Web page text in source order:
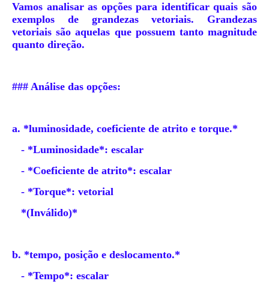
Vamos analisar as opções para identificar quais são
exemplos de grandezas vetoriais. Grandezas
vetoriais são aquelas que possuem tanto magnitude
quanto direção.
### Análise das opções:
a. *luminosidade, coeficiente de atrito e torque.*
- *Luminosidade*: escalar
- *Coeficiente de atrito*: escalar
- *Torque*: vetorial
*(Inválido)*
b. *tempo, posição e deslocamento.*
- *Tempo*: escalar